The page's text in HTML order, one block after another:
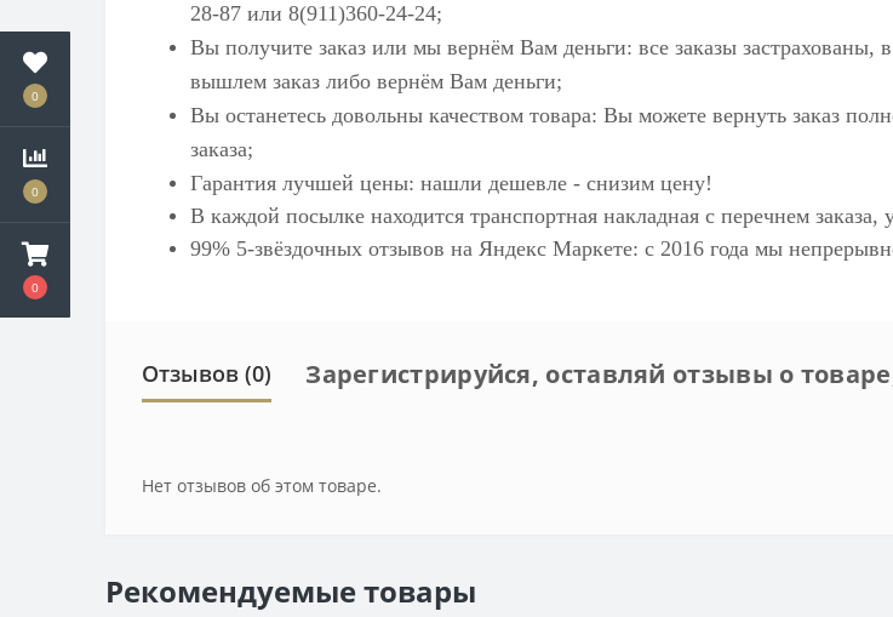
0
0
0
28-87 или 8(911)360-24-24;
Вы получите заказ или мы вернём Вам деньги: все заказы
вышлем заказ либо вернём Вам деньги;
Вы останетесь довольны качеством товара: Вы можете вернуть заказ
заказа;
Гарантия лучшей цены: нашли дешевле - снизим цену!
В каждой посылке находится транспортная накладная с перечнем заказа,
99% 5-звёздочных отзывов на Яндекс Маркете: с 2016 года мы
Отзывов (0) Зарегистрируйся, оставляй отзывы о
Нет отзывов об этом товаре.
Рекомендуемые товары